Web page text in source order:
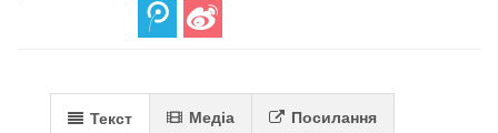
Текст Медіа Посилання